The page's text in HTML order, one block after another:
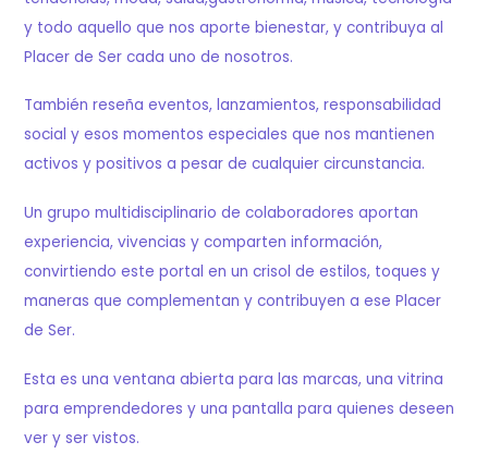
y todo aquello que nos aporte bienestar, y contribuya al
Placer de Ser cada uno de nosotros.
También reseña eventos, lanzamientos, responsabilidad
social y esos momentos especiales que nos mantienen
activos y positivos a pesar de cualquier circunstancia.
Un grupo multidisciplinario de colaboradores aportan
experiencia, vivencias y comparten información,
convirtiendo este portal en un crisol de estilos, toques y
maneras que complementan y contribuyen a ese Placer
de Ser.
Esta es una ventana abierta para las marcas, una vitrina
para emprendedores y una pantalla para quienes deseen
ver y ser vistos.